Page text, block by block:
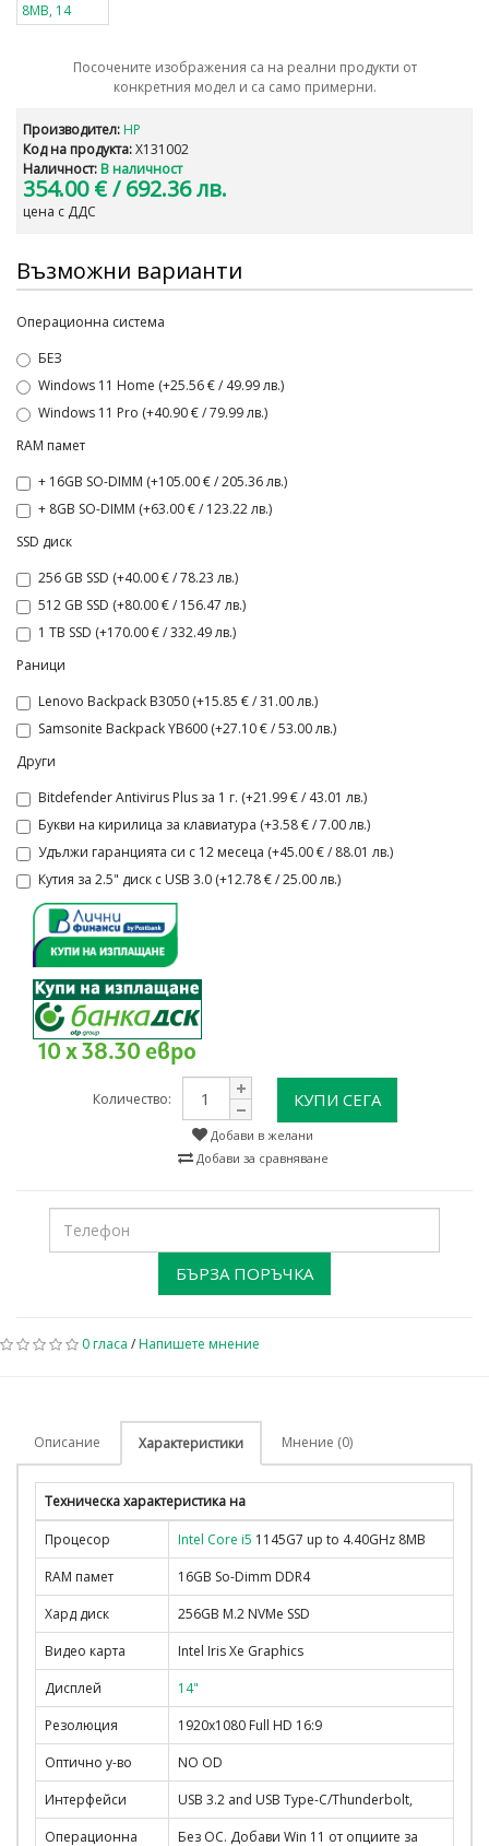
Посочените изображения са на реални продукти от
конкретния модел и са само примерни.
Производител: HP
Код на продукта:X131002
Наличност: В наличност
354.00 €/ 692.36 лв.
цена с ДДС
Възможни варианти
Операционна система
БЕЗ
Windows 11 Home (+25.56 € / 49.99 лв.)
Windows 11 Pro (+40.90 € / 79.99 лв.)
RAM памет
+ 16GB SO-DIMM (+105.00 € / 205.36 лв.)
+ 8GB SO-DIMM (+63.00 € / 123.22 лв.)
SSD диск
256 GB SSD (+40.00 € / 78.23 лв.)
512 GB SSD (+80.00 € / 156.47 лв.)
1 TB SSD (+170.00 € / 332.49 лв.)
Раници
Lenovo Backpack B3050 (+15.85 € / 31.00 лв.)
Samsonite Backpack YB600 (+27.10 € / 53.00 лв.)
Други
Bitdefender Antivirus Plus за 1 г. (+21.99 € / 43.01 лв.)
Букви на кирилица за клавиатура (+3.58 € / 7.00 лв.)
Удължи гаранцията си с 12 месеца (+45.00 € / 88.01 лв.)
Кутия за 2.5" диск с USB 3.0 (+12.78 € / 25.00 лв.)
10 x 38.30 евро
Количество: КУПИ СЕГА
Добави в желани
Добави за сравняване
БЪРЗА ПОРЪЧКА
0 гласа /Напишете мнение
Описание Характеристики Мнение (0)
Техническа характеристика на
Процесор Intel Core i5 1145G7 up to 4.40GHz 8MB
RAM памет
16GB So-Dimm DDR4
Хард диск
256GB M.2 NVMe SSD
Видео карта
Intel Iris Xe Graphics
Дисплей
14"
Резолюция
1920x1080 Full HD 16:9
Оптично у-во
NO OD
Интерфейси
USB 3.2 and USB Type-C/Thunderbolt,
Операционна
Без ОС. Добави Win 11 от опциите за